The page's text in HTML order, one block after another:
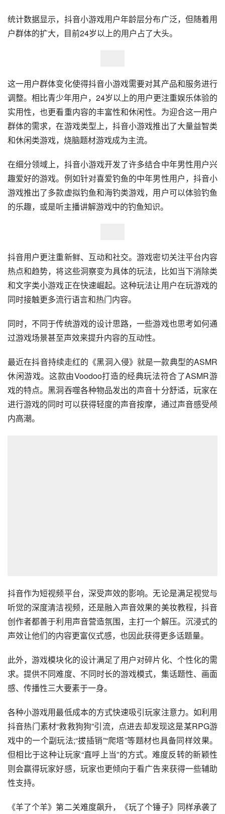
统计数据显示，抖音小游戏用户年龄层分布广泛，但随着用
户群体的扩大，目前24岁以上的用户占了大头。
这一用户群体变化使得抖音小游戏需要对其产品和服务进行
调整。相比青少年用户，24岁以上的用户更注重娱乐体验的
实用性，也更看重内容的丰富性和休闲性。为迎合这一用户
群体的需求，在游戏类型上，抖音小游戏推出了大量益智类
和休闲类游戏，烧脑题材游戏成为主流。
在细分领域上，抖音小游戏开发了许多结合中年男性用户兴
趣爱好的游戏。例如针对喜爱钓鱼的中年男性用户，抖音小
游戏推出了多款虚拟钓鱼和海钓类游戏，用户可以体验钓鱼
的乐趣，或是听主播讲解游戏中的钓鱼知识。
抖音用户更注重新鲜、互动和社交。游戏密切关注平台内容
热点和趋势，将这些洞察变为具体的玩法，比如当下消除类
和文字类小游戏正在快速崛起。这种玩法让用户在玩游戏的
同时接触更多流行语言和热门内容。
同时，不同于传统游戏的设计思路，一些游戏也思考如何通
过游戏场景甚至声效来提升内容的互动性。
最近在抖音持续走红的《黑洞入侵》就是一款典型的ASMR
休闲游戏。这款由Voodoo打造的经典玩法符合了ASMR游
戏的特点。黑洞吞噬各种物品发出的声音十分舒适，玩家在
进行游戏的同时可以获得轻度的声音按摩，通过声音感受颅
内高潮。
抖音作为短视频平台，深受声效的影响。无论是满足视觉与
听觉的深度清洁视频，还是融入声音效果的美妆教程，抖音
创作者都善于利用声音营造氛围，主打一个解压。沉浸式的
声效让他们的内容更富仪式感，也因此获得更多话题量。
此外，游戏模块化的设计满足了用户对碎片化、个性化的需
求。提供不同难度、不同时长的游戏模式，集话题性、画面
感、传播性三大要素于一身。
各种小游戏用最低成本的方式快速吸引玩家注意力。如利用
抖音热门素材“救救狗狗”引流，点进去却发现这是某RPG游
戏中的一个副玩法;“拔插销”“爬塔”等题材也具备同样效果。
但相比于这种让玩家“直呼上当”的方式。难度反转的新颖性
则会赢得玩家好感，玩家也更倾向于看广告来获得一些辅助
性支持。
《羊了个羊》第二关难度飙升，《玩了个锤子》同样承袭了